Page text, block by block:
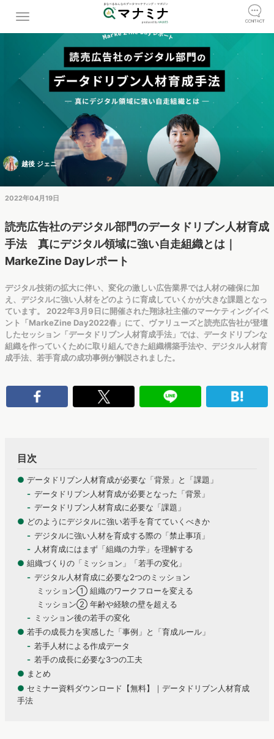
越後 ジェニ
2022年04月19日
読売広告社のデジタル部門のデータドリブン人材育成
手法 真にデジタル領域に強い自走組織とは｜
MarkeZine Dayレポート
デジタル技術の拡大に伴い、変化の激しい広告業界では人材の確保に加
え、デジタルに強い人材をどのように育成していくかが大きな課題となっ
ています。 2022年3月9日に開催された翔泳社主催のマーケティングイベ
ント「MarkeZine Day2022春」にて、ヴァリューズと読売広告社が登壇
したセッション「データドリブン人材育成手法」では、データドリブンな
組織を作っていくために取り組んできた組織構築手法や、デジタル人材育
成手法、若手育成の成功事例が解説されました。
目次
● データドリブン人材育成が必要な「背景」と「課題」
データドリブン人材育成が必要となった「背景」
データドリブン人材育成に必要な「課題」
● どのようにデジタルに強い若手を育てていくべきか
デジタルに強い人材を育成する際の「禁止事項」
人材育成にはまず「組織の力学」を理解する
● 組織づくりの「ミッション」「若手の変化」
デジタル人材育成に必要な2つのミッション
ミッション① 組織のワークフローを変える
ミッション② 年齢や経験の壁を超える
ミッション後の若手の変化
● 若手の成長力を実感した「事例」と「育成ルール」
若手人材による作成データ
若手の成長に必要な3つの工夫
● まとめ
● セミナー資料ダウンロード【無料】｜データドリブン人材育成
手法